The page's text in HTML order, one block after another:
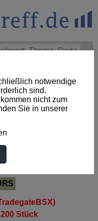
notwendige
sind.
nicht zum
Sie in unserer
First Phosphate
Receipt (ADR)
Aktie
Aktie
Stück